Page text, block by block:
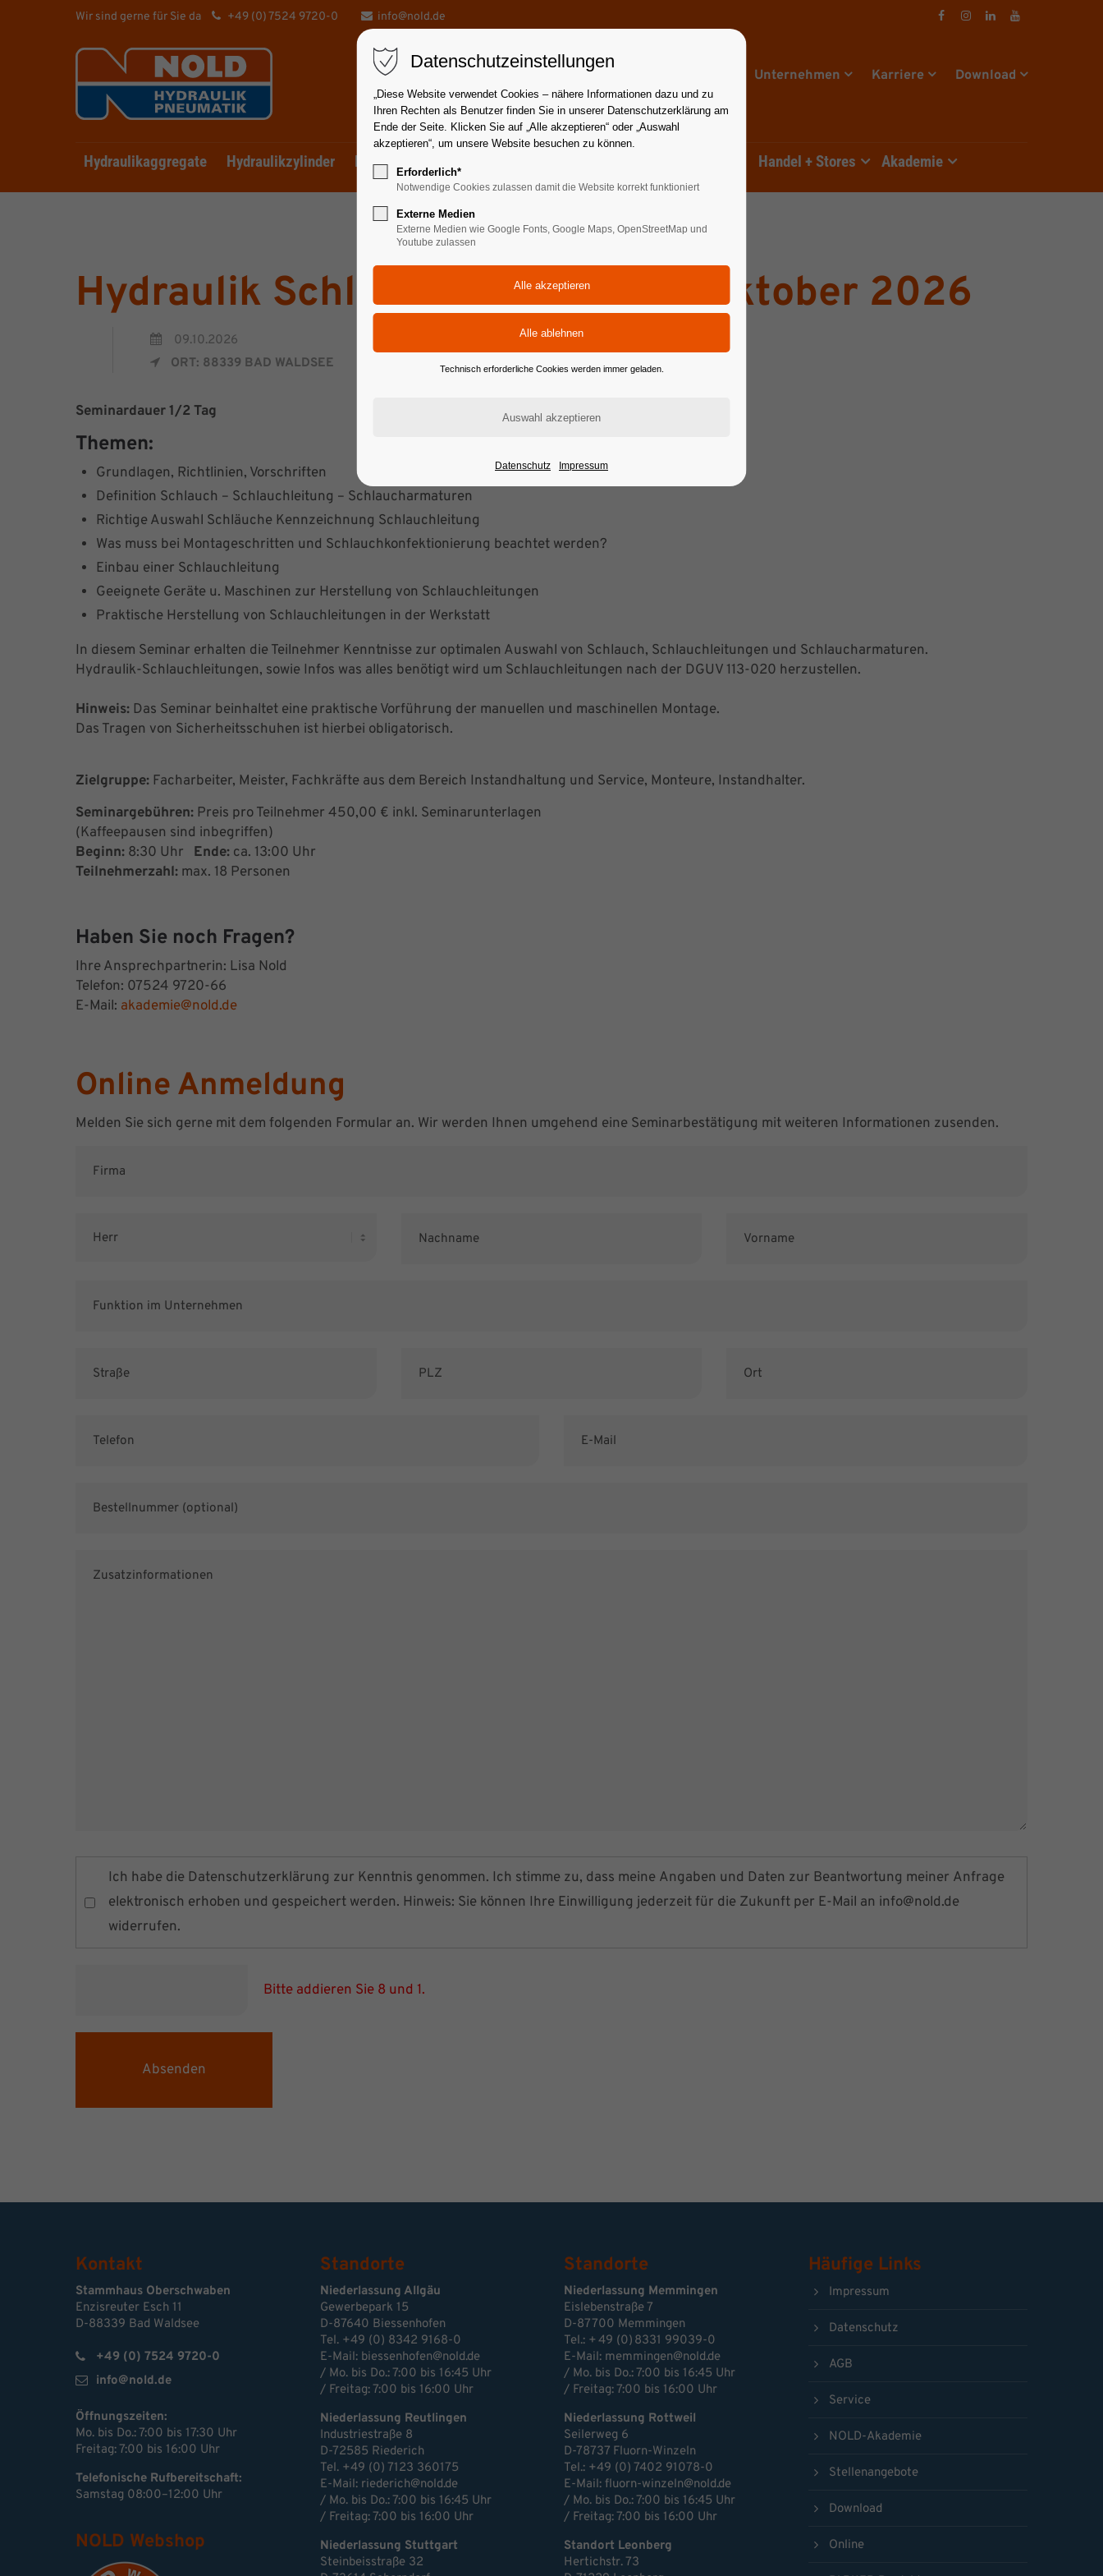
Wir sind gerne für Sie da +49 (0) 7524 9720-0 info@nold.de
Hydraulikaggregate Hydraulikzylinder Hydraulikrohre Handel + Stores Akademie
Unternehmen Karriere Download
Hydraulik Schlauchtechnik | 09. Oktober 2026
09.10.2026
ORT: 88339 BAD WALDSEE
Seminardauer 1/2 Tag
Themen:
Grundlagen, Richtlinien, Vorschriften
Definition Schlauch – Schlauchleitung – Schlaucharmaturen
Richtige Auswahl Schläuche Kennzeichnung Schlauchleitung
Was muss bei Montageschritten und Schlauchkonfektionierung beachtet werden?
Einbau einer Schlauchleitung
Geeignete Geräte u. Maschinen zur Herstellung von Schlauchleitungen
Praktische Herstellung von Schlauchleitungen in der Werkstatt
In diesem Seminar erhalten die Teilnehmer Kenntnisse zur optimalen Auswahl von Schlauch, Schlauchleitungen und Schlaucharmaturen.
Hydraulik-Schlauchleitungen, sowie Infos was alles benötigt wird um Schlauchleitungen nach der DGUV 113-020 herzustellen.
Hinweis: Das Seminar beinhaltet eine praktische Vorführung der manuellen und maschinellen Montage.
Das Tragen von Sicherheitsschuhen ist hierbei obligatorisch.
Zielgruppe: Facharbeiter, Meister, Fachkräfte aus dem Bereich Instandhaltung und Service, Monteure, Instandhalter.
Seminargebühren: Preis pro Teilnehmer 450,00 € inkl. Seminarunterlagen
(Kaffeepausen sind inbegriffen)
Beginn: 8:30 Uhr Ende: ca. 13:00 Uhr
Teilnehmerzahl: max. 18 Personen
Haben Sie noch Fragen?
Ihre Ansprechpartnerin: Lisa Nold
Telefon: 07524 9720-66
E-Mail: akademie@nold.de
Online Anmeldung
Melden Sie sich gerne mit dem folgenden Formular an. Wir werden Ihnen umgehend eine Seminarbestätigung mit weiteren Informationen zusenden.
Ich habe die Datenschutzerklärung zur Kenntnis genommen. Ich stimme zu, dass meine Angaben und Daten zur Beantwortung meiner Anfrage
elektronisch erhoben und gespeichert werden. Hinweis: Sie können Ihre Einwilligung jederzeit für die Zukunft per E-Mail an info@nold.de
widerrufen.
Bitte addieren Sie 8 und 1.
Absenden
Kontakt
Stammhaus Oberschwaben
Enzisreuter Esch 11
D-88339 Bad Waldsee
+49 (0) 7524 9720-0
info@nold.de
Öffnungszeiten:
Mo. bis Do.: 7:00 bis 17:30 Uhr
Freitag: 7:00 bis 16:00 Uhr
Telefonische Rufbereitschaft:
Samstag 08:00–12:00 Uhr
NOLD Webshop
Standorte
Niederlassung Allgäu
Gewerbepark 15
D-87640 Biessenhofen
Tel. +49 (0) 8342 9168-0
E-Mail: biessenhofen@nold.de
/ Mo. bis Do.: 7:00 bis 16:45 Uhr
/ Freitag: 7:00 bis 16:00 Uhr
Niederlassung Reutlingen
Industriestraße 8
D-72585 Riederich
Tel. +49 (0) 7123 360175
E-Mail: riederich@nold.de
/ Mo. bis Do.: 7:00 bis 16:45 Uhr
/ Freitag: 7:00 bis 16:00 Uhr
Niederlassung Stuttgart
Steinbeisstraße 32
Standorte
Niederlassung Memmingen
Eislebenstraße 7
D-87700 Memmingen
Tel.: + 49 (0) 8331 99039-0
E-Mail: memmingen@nold.de
/ Mo. bis Do.: 7:00 bis 16:45 Uhr
/ Freitag: 7:00 bis 16:00 Uhr
Niederlassung Rottweil
Seilerweg 6
D-78737 Fluorn-Winzeln
Tel.: +49 (0) 7402 91078-0
E-Mail: fluorn-winzeln@nold.de
/ Mo. bis Do.: 7:00 bis 16:45 Uhr
/ Freitag: 7:00 bis 16:00 Uhr
Standort Leonberg
Hertichstr. 73
Häufige Links
Impressum
Datenschutz
AGB
Service
NOLD-Akademie
Stellenangebote
Download
Online
Datenschutzeinstellungen
„Diese Website verwendet Cookies – nähere Informationen dazu und zu
Ihren Rechten als Benutzer finden Sie in unserer Datenschutzerklärung am
Ende der Seite. Klicken Sie auf „Alle akzeptieren“ oder „Auswahl
akzeptieren“, um unsere Website besuchen zu können.
Erforderlich*
Notwendige Cookies zulassen damit die Website korrekt funktioniert
Externe Medien
Externe Medien wie Google Fonts, Google Maps, OpenStreetMap und
Youtube zulassen
Technisch erforderliche Cookies werden immer geladen.
Datenschutz Impressum